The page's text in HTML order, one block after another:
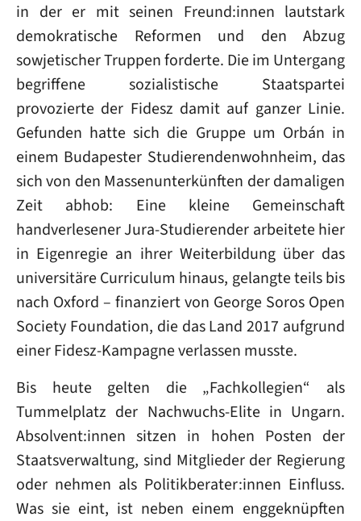
in der er mit seinen Freund:innen lautstark
demokratische Reformen und den Abzug
sowjetischer Truppen forderte. Die im Untergang
begriffene sozialistische Staatspartei
provozierte der Fidesz damit auf ganzer Linie.
Gefunden hatte sich die Gruppe um Orbán in
einem Budapester Studierendenwohnheim, das
sich von den Massenunterkünften der damaligen
Zeit abhob: Eine kleine Gemeinschaft
handverlesener Jura-Studierender arbeitete hier
in Eigenregie an ihrer Weiterbildung über das
universitäre Curriculum hinaus, gelangte teils bis
nach Oxford – finanziert von George Soros Open
Society Foundation, die das Land 2017 aufgrund
einer Fidesz-Kampagne verlassen musste.
Bis heute gelten die „Fachkollegien“ als
Tummelplatz der Nachwuchs-Elite in Ungarn.
Absolvent:innen sitzen in hohen Posten der
Staatsverwaltung, sind Mitglieder der Regierung
oder nehmen als Politikberater:innen Einfluss.
Was sie eint, ist neben einem enggeknüpften